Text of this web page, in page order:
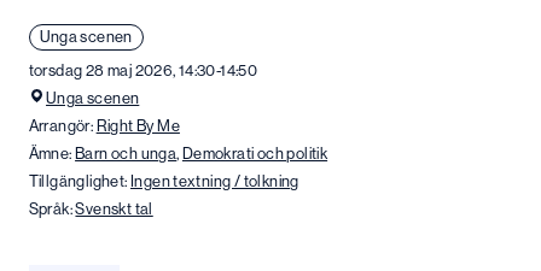
Unga scenen
torsdag 28 maj 2026, 14:30-14:50
Unga scenen
Arrangör:Right By Me
Ämne:Barn och unga,Demokrati och politik
Tillgänglighet:Ingen textning / tolkning
Språk:Svenskt tal